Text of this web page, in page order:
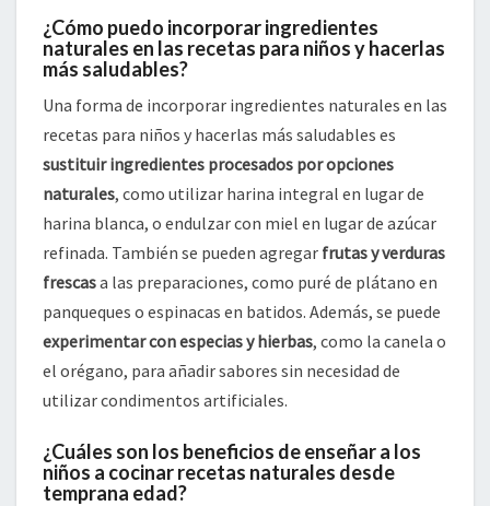
¿Cómo puedo incorporar ingredientes
naturales en las recetas para niños y hacerlas
más saludables?
Una forma de incorporar ingredientes naturales en las
recetas para niños y hacerlas más saludables es
sustituir ingredientes procesados por opciones
naturales, como utilizar harina integral en lugar de
harina blanca, o endulzar con miel en lugar de azúcar
refinada. También se pueden agregar frutas y verduras
frescasa las preparaciones, como puré de plátano en
panqueques o espinacas en batidos. Además, se puede
experimentar con especias y hierbas, como la canela o
el orégano, para añadir sabores sin necesidad de
utilizar condimentos artificiales.
¿Cuáles son los beneficios de enseñar a los
niños a cocinar recetas naturales desde
temprana edad?